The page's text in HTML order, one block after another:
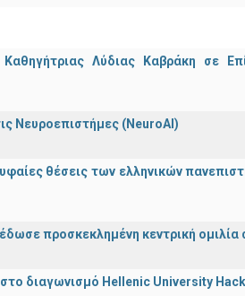
Λύδιας Καβράκη σε
Νευροεπιστήμες (NeuroAI)
θέσεις των ελληνικών
προσκεκλημένη κεντρική
διαγωνισμό Hellenic University